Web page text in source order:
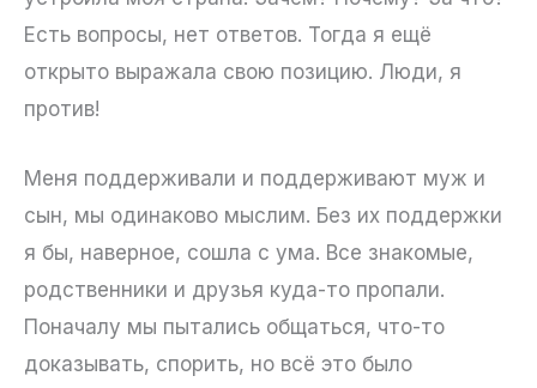
Есть вопросы, нет ответов. Тогда я ещё
открыто выражала свою позицию. Люди, я
против!
Меня поддерживали и поддерживают муж и
сын, мы одинаково мыслим. Без их поддержки
я бы, наверное, сошла с ума. Все знакомые,
родственники и друзья куда-то пропали.
Поначалу мы пытались общаться, что-то
доказывать, спорить, но всё это было